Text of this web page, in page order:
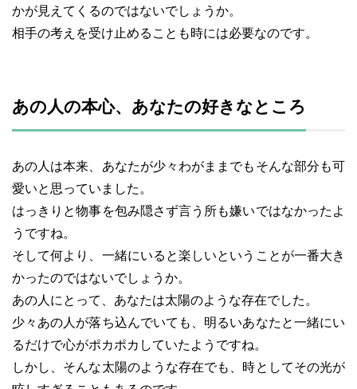
かが見えてくるのではないでしょうか。
相手の考えを受け止めることも時には必要なのです。
あの人の本心、あなたの好きなところ
あの人は本来、あなたが少々わがままでもそんな部分も可
愛いと思っていました。
はっきりと物事を包み隠さず言う所も嫌いではなかったよ
うですね。
そして何より、一緒にいると楽しいということが一番大き
かったのではないでしょうか。
あの人にとって、あなたは太陽のような存在でした。
少々あの人が落ち込んでいても、明るいあなたと一緒にい
るだけで心がポカポカしていたようですね。
しかし、そんな太陽のような存在でも、時としてその光が